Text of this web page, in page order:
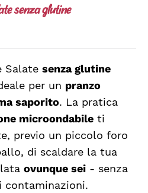
senza glutine
Salatesenza glutine
per un pranzo
saporito. La pratica
microondabile ti
previo un piccolo foro
di scaldare la tua
ovunque sei - senza
contaminazioni.